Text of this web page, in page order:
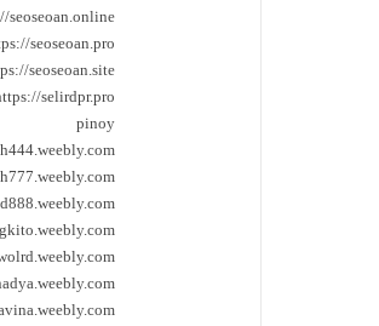
seoseoan.online/
seoseoan.pro/
seoseoan.site/
selirdpr.pro/
pinoy